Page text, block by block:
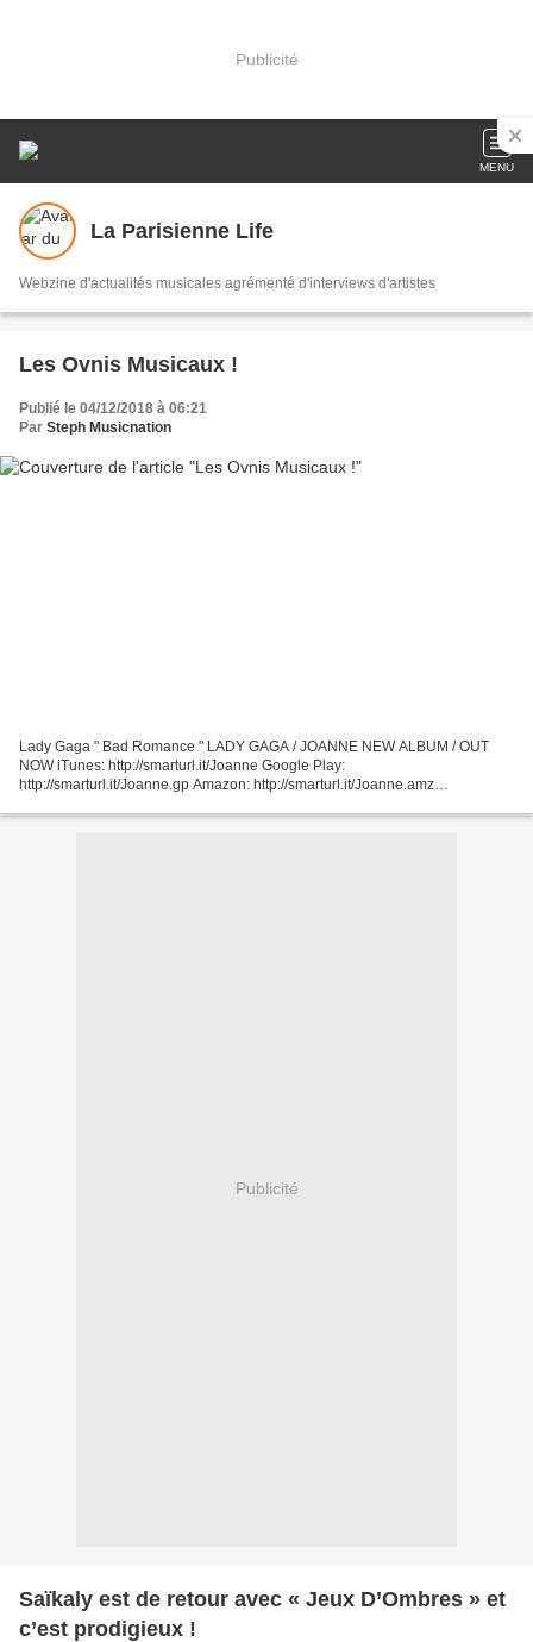
Publicité
MENU
La Parisienne Life
Webzine d'actualités musicales agrémenté d'interviews d'artistes
Les Ovnis Musicaux !
Publié le 04/12/2018 à 06:21
Par Steph Musicnation
Lady Gaga " Bad Romance " LADY GAGA / JOANNE NEW ALBUM / OUT
NOW iTunes: http://smarturl.it/Joanne Google Play:
http://smarturl.it/Joanne.gp Amazon: http://smarturl.it/Joanne.amz
Video...
Publicité
Saïkaly est de retour avec « Jeux D’Ombres » et
c’est prodigieux !